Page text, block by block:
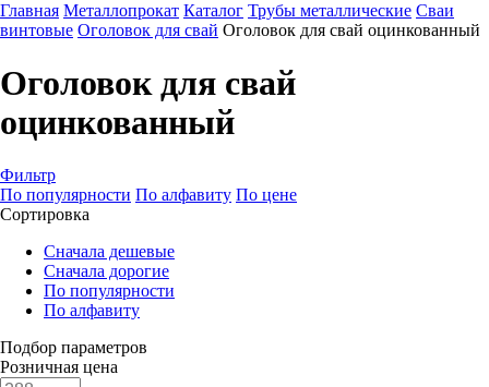
Главная Металлопрокат Каталог Трубы металлические Сваи
винтовые Оголовок для свай Оголовок для свай оцинкованный
Оголовок для свай
оцинкованный
Фильтр
По популярности По алфавиту По цене
Сортировка
Сначала дешевые
Сначала дорогие
По популярности
По алфавиту
Подбор параметров
Розничная цена